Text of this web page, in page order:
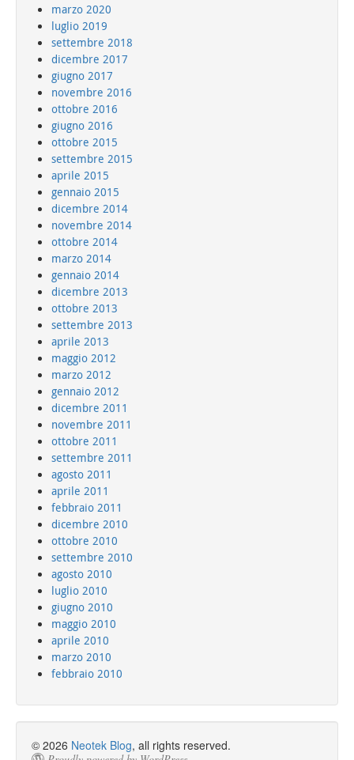
marzo 2020
luglio 2019
settembre 2018
dicembre 2017
giugno 2017
novembre 2016
ottobre 2016
giugno 2016
ottobre 2015
settembre 2015
aprile 2015
gennaio 2015
dicembre 2014
novembre 2014
ottobre 2014
marzo 2014
gennaio 2014
dicembre 2013
ottobre 2013
settembre 2013
aprile 2013
maggio 2012
marzo 2012
gennaio 2012
dicembre 2011
novembre 2011
ottobre 2011
settembre 2011
agosto 2011
aprile 2011
febbraio 2011
dicembre 2010
ottobre 2010
settembre 2010
agosto 2010
luglio 2010
giugno 2010
maggio 2010
aprile 2010
marzo 2010
febbraio 2010
© 2026 Neotek Blog, all rights reserved.